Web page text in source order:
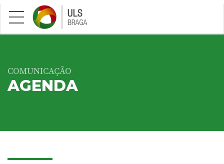
Saltar para conteúdo principal
COMUNICAÇÃO
AGENDA